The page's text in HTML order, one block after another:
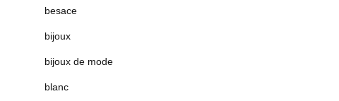
besace
bijoux
bijoux de mode
blanc